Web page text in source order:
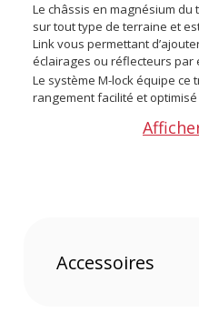
Le châssis en magnésium
sur tout type de terraine et
Link vous permettant
éclairages ou réflecteurs par
Le système M-lock équipe
rangement facilité et
se placer au mieux par
renouvelable à vie est
Accessoires